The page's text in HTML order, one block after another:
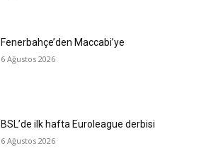
Fenerbahçe’den Maccabi’ye
6 Ağustos 2026
BSL’de ilk hafta Euroleague derbisi
6 Ağustos 2026